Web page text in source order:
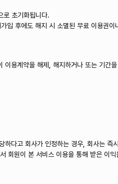
로 초기화됩니다.
후에도 해지 시 소멸된 무료 이용권이
용계약을 해제, 해지하거나 또는 기간
다고 회사가 인정하는 경우, 회사는 즉
원이 본 서비스 이용을 통해 받은 이